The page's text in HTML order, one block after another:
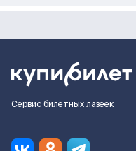
Сервис билетных лазеек